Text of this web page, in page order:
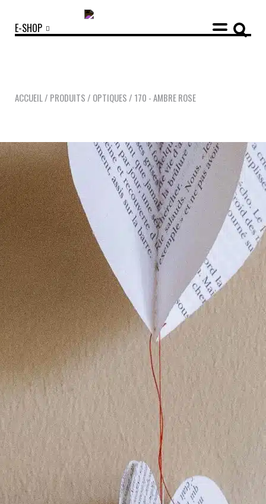
NOUVEAUTÉS OPTIQUES SOLAIRES ACCESSOIRES
MANIFESTO
NOTRE HISTOIRE NOS ENGAGEMENTS SAV RESPONSABLE
LOOKBOOKS
POINTS DE VENTE
CONTACT
NOUS CONTACTER PRESSE & PARTENARIATS
E-SHOP
ACCUEIL / PRODUITS / OPTIQUES / 170 - AMBRE ROSE